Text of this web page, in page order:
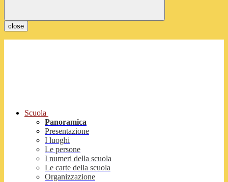
close
Scuola
Panoramica
Presentazione
I luoghi
Le persone
I numeri della scuola
Le carte della scuola
Organizzazione